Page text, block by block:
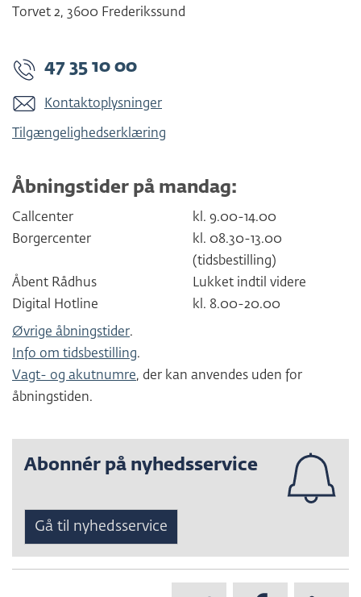
Torvet 2, 3600 Frederikssund
47 35 10 00
Kontaktoplysninger
Tilgængelighedserklæring
Åbningstider på mandag:
Callcenter
kl. 9.00-14.00
Borgercenter
kl. 08.30-13.00
(tidsbestilling)
Åbent Rådhus
Lukket indtil videre
Digital Hotline
kl. 8.00-20.00
Øvrige åbningstider.
Info om tidsbestilling.
Vagt- og akutnumre, der kan anvendes uden for
åbningstiden.
Abonnér på nyhedsservice
Gå til nyhedsservice